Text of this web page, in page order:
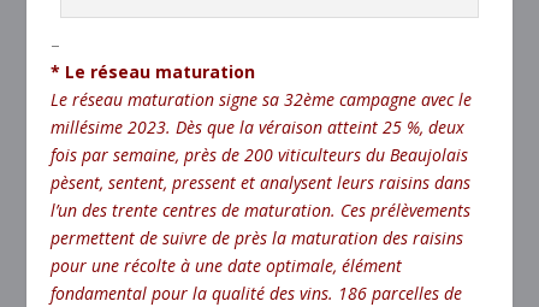
–
* Le réseau maturation
Le réseau maturation signe sa 32ème campagne avec le
millésime 2023. Dès que la véraison atteint 25 %, deux
fois par semaine, près de 200 viticulteurs du Beaujolais
pèsent, sentent, pressent et analysent leurs raisins dans
l’un des trente centres de maturation. Ces prélèvements
permettent de suivre de près la maturation des raisins
pour une récolte à une date optimale, élément
fondamental pour la qualité des vins. 186 parcelles de